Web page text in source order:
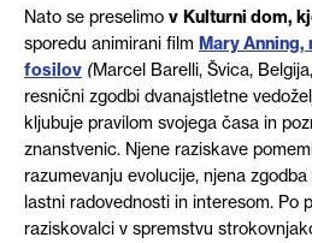
Nato se preselimo v Kulturni dom,
sporedu animirani film Mary
fosilov (Marcel Barelli, Švica,
resnični zgodbi dvanajstletne
kljubuje pravilom svojega časa in
znanstvenic. Njene raziskave
razumevanju evolucije, njena
lastni radovednosti in interesom. Po
raziskovalci v spremstvu